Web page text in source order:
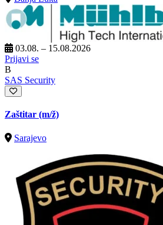
03.08. – 15.08.2026
Prijavi se
B
SAS Security
Zaštitar (m/ž)
Sarajevo